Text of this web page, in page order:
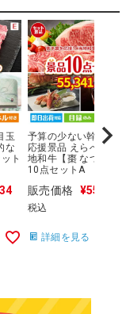
玉
な
ト
予算の少ない幹事さま
応援景品 えらべるご
地和牛【棗 なつめ】
10点セットA
販売価格 ¥55,341
税込
詳細を見る